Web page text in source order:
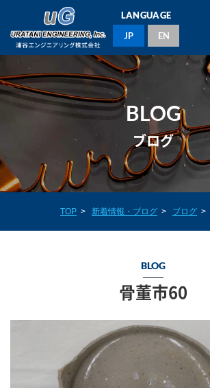
LANGUAGE
JP
EN
BLOG
ブログ
TOP > 新着情報・ブログ > ブログ >
BLOG
骨董市60